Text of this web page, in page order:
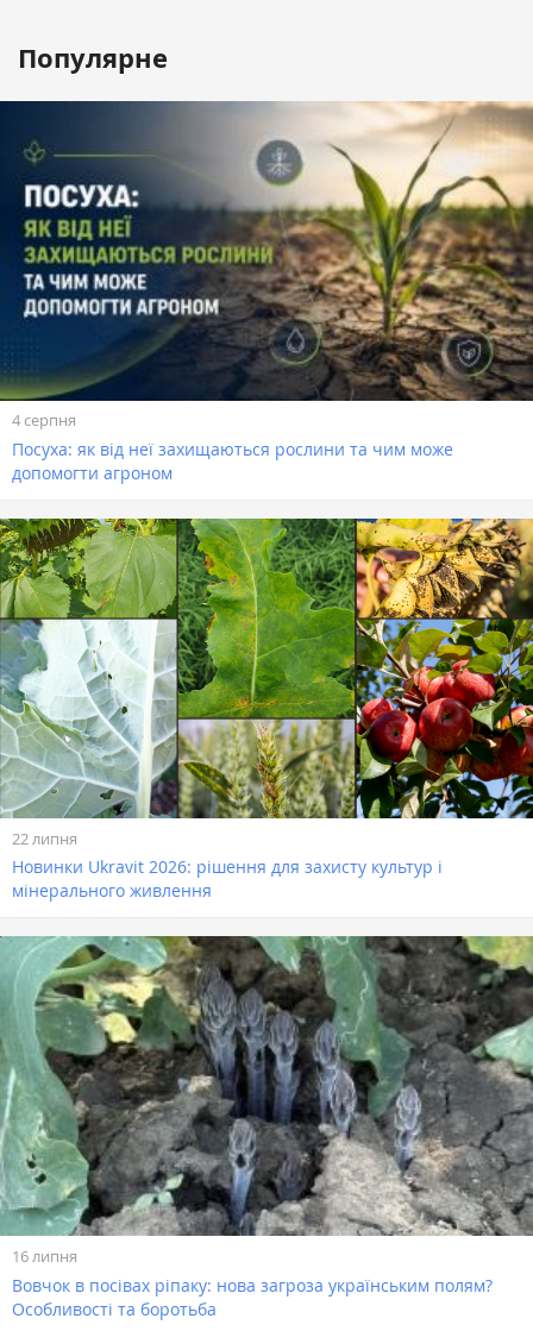
Популярне
4 серпня
Посуха: як від неї захищаються рослини та чим може
допомогти агроном
22 липня
Новинки Ukravit 2026: рішення для захисту культур і
мінерального живлення
16 липня
Вовчок в посівах ріпаку: нова загроза українським полям?
Особливості та боротьба